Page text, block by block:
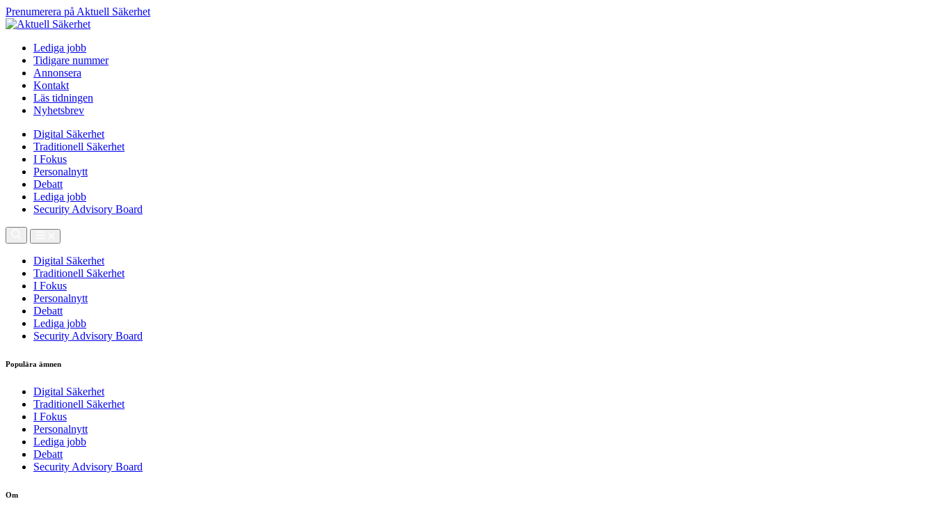
Prenumerera på Aktuell Säkerhet
Lediga jobb
Tidigare nummer
Annonsera
Kontakt
Läs tidningen
Nyhetsbrev
Digital Säkerhet
Traditionell Säkerhet
I Fokus
Personalnytt
Debatt
Lediga jobb
Security Advisory Board
Digital Säkerhet
Traditionell Säkerhet
I Fokus
Personalnytt
Debatt
Lediga jobb
Security Advisory Board
Populära ämnen
Digital Säkerhet
Traditionell Säkerhet
I Fokus
Personalnytt
Lediga jobb
Debatt
Security Advisory Board
Om